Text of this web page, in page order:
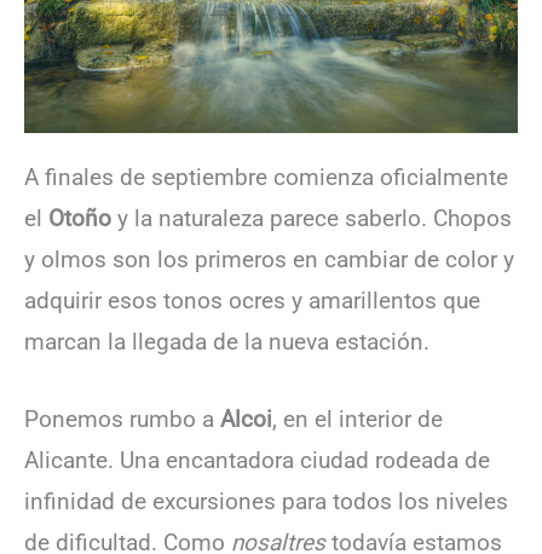
A finales de septiembre comienza oficialmente
el Otoño y la naturaleza parece saberlo. Chopos
y olmos son los primeros en cambiar de color y
adquirir esos tonos ocres y amarillentos que
marcan la llegada de la nueva estación.
Ponemos rumbo a Alcoi, en el interior de
Alicante. Una encantadora ciudad rodeada de
infinidad de excursiones para todos los niveles
de dificultad. Como nosaltrestodavía estamos